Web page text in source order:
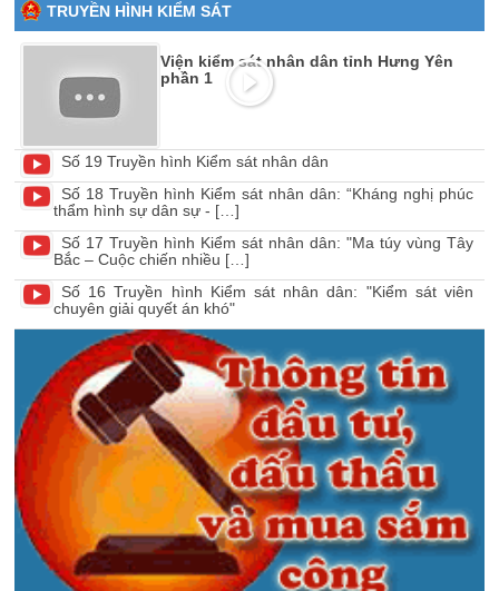
TRUYỀN HÌNH KIỂM SÁT
Viện kiểm sát nhân dân tỉnh Hưng Yên
phần 1
Số 19 Truyền hình Kiểm sát nhân dân
Số 18 Truyền hình Kiểm sát nhân dân: “Kháng nghị phúc
thẩm hình sự dân sự - […]
Số 17 Truyền hình Kiểm sát nhân dân: "Ma túy vùng Tây
Bắc – Cuộc chiến nhiều […]
Số 16 Truyền hình Kiểm sát nhân dân: "Kiểm sát viên
chuyên giải quyết án khó"